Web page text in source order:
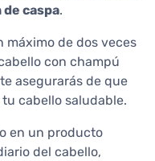
caspa.
máximo de dos veces
con champú
asegurarás de que
cabello saludable.
en un producto
del cabello,